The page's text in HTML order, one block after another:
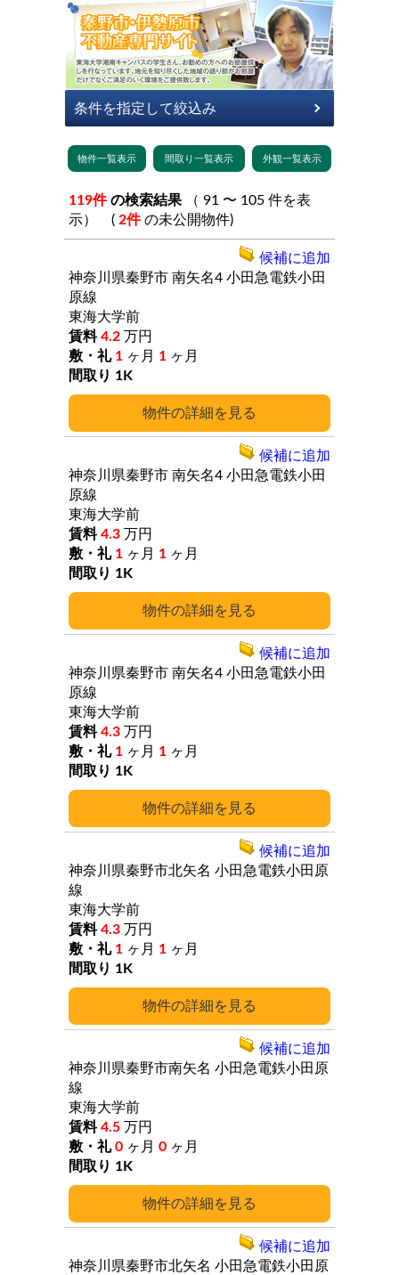
119件 の検索結果
示） ( 2件 の未公開物件)
詳細
神奈川県秦野市 南矢名4 小田急電鉄小田
原線
東海大学前
4.2 万円
1 ヶ月 1 ヶ月
1K
候補に追加
詳細
神奈川県秦野市 南矢名4 小田急電鉄小田
原線
東海大学前
4.3 万円
1 ヶ月 1 ヶ月
1K
候補に追加
詳細
神奈川県秦野市 南矢名4 小田急電鉄小田
原線
東海大学前
4.3 万円
1 ヶ月 1 ヶ月
1K
候補に追加
詳細
神奈川県秦野市北矢名 小田急電鉄小田原
線
東海大学前
4.3 万円
1 ヶ月 1 ヶ月
1K
候補に追加
詳細
神奈川県秦野市南矢名 小田急電鉄小田原
線
東海大学前
4.5 万円
0 ヶ月 0 ヶ月
1K
候補に追加
神奈川県秦野市北矢名 小田急電鉄小田原
候補に追加